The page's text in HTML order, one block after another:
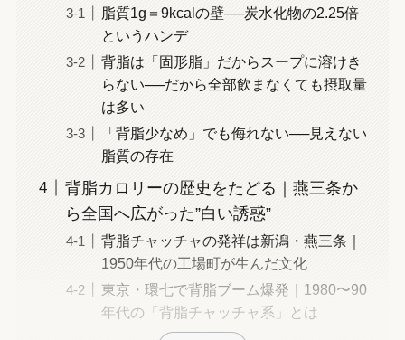
脂質1g＝9kcalの壁──炭水化物の2.25倍
というハンデ
背脂は「固形脂」だからスープに溶けき
らない──だから全部飲まなくても摂取量
は多い
「背脂少なめ」でも侮れない──見えない
脂質の存在
背脂カロリーの歴史をたどる｜燕三条か
ら全国へ広がった”白い誘惑”
背脂チャッチャの発祥は新潟・燕三条｜
1950年代の工場町が生んだ文化
東京・環七で背脂ブーム爆発｜1980〜90
年代の「背脂チャッチャ系」とは